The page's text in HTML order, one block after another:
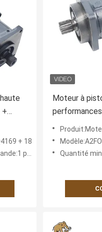
+
pour
+ 18
pièce
Moteur à
performances
une
solution
stable et
Quantité